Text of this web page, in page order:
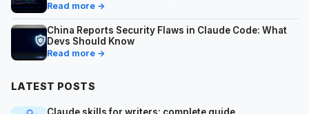
Read more →
China Reports Security Flaws in Claude Code: What
Devs Should Know
Read more →
LATEST POSTS